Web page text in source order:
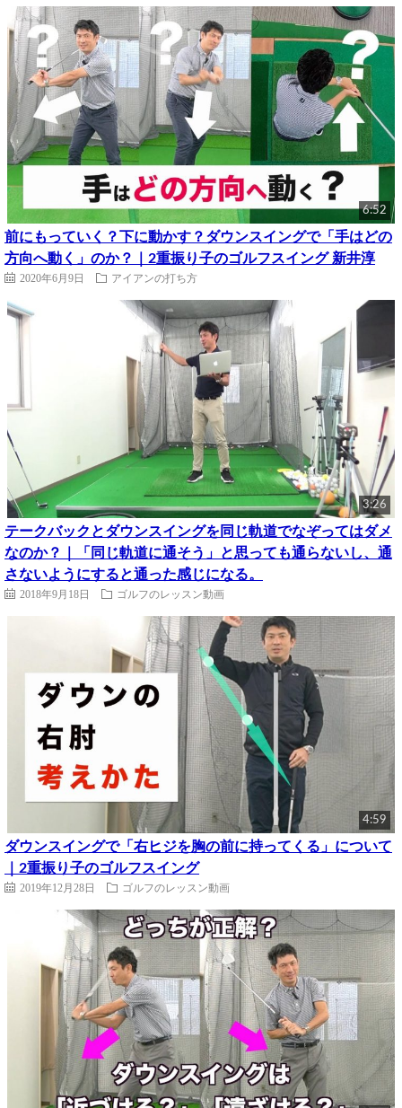
6:52
前にもっていく？下に動かす？ダウンスイングで「手はどの
方向へ動く」のか？｜2重振り子のゴルフスイング 新井淳
2020年6月9日 アイアンの打ち方
3:26
テークバックとダウンスイングを同じ軌道でなぞってはダメ
なのか？｜「同じ軌道に通そう」と思っても通らないし、通
さないようにすると通った感じになる。
2018年9月18日 ゴルフのレッスン動画
4:59
ダウンスイングで「右ヒジを胸の前に持ってくる」について
｜2重振り子のゴルフスイング
2019年12月28日 ゴルフのレッスン動画